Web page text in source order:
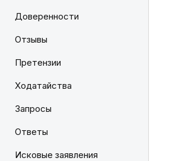
Доверенности
Отзывы
Претензии
Ходатайства
Запросы
Ответы
Исковые заявления